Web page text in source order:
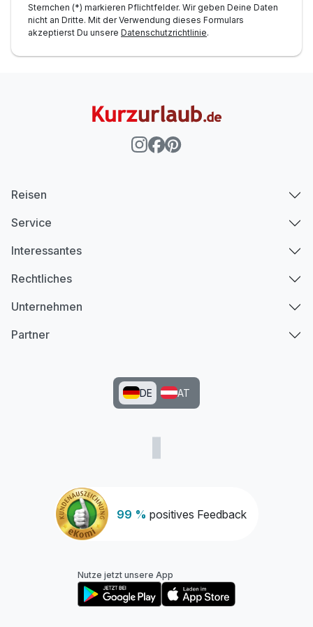
Sternchen (*) markieren Pflichtfelder. Wir geben Deine Daten
nicht an Dritte. Mit der Verwendung dieses Formulars
akzeptierst Du unsere Datenschutzrichtlinie.
99 % positives Feedback
Reisen
Service
Interessantes
Rechtliches
Unternehmen
Partner
DE AT
Nutze jetzt unsere App